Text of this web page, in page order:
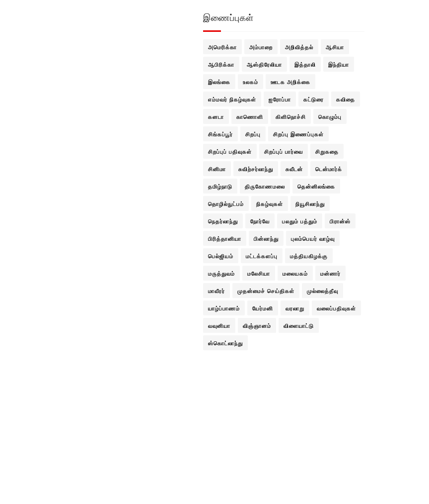
இணைப்புகள்
அமெரிக்கா அம்பாறை அறிவித்தல் ஆசியா
ஆபிரிக்கா ஆஸ்திரேலியா இத்தாலி இந்தியா
இலங்கை உலகம் ஊடக அறிக்கை
எம்மவர் நிகழ்வுகள் ஐரோப்பா கட்டுரை கவிதை
கனடா காணொளி கிளிநொச்சி கொழும்பு
சிங்கப்பூர் சிறப்பு சிறப்பு இணைப்புகள்
சிறப்புப் பதிவுகள் சிறப்புப் பார்வை சிறுகதை
சினிமா சுவிற்சர்லாந்து சுவீடன் டென்மார்க்
தமிழ்நாடு திருகோணமலை தென்னிலங்கை
தொழில்நுட்பம் நிகழ்வுகள் நியூசிலாந்து
நெதர்லாந்து நோர்வே பலதும் பத்தும் பிரான்ஸ்
பிரித்தானியா பின்லாந்து புலம்பெயர் வாழ்வு
பெல்ஜியம் மட்டக்களப்பு மத்தியகிழக்கு
மருத்துவம் மலேசியா மலையகம் மன்னார்
மாவீரர் முதன்மைச் செய்திகள் முல்லைத்தீவு
யாழ்ப்பாணம் யேர்மனி வரலாறு வலைப்பதிவுகள்
வவுனியா விஞ்ஞானம் விளையாட்டு
ஸ்கொட்லாந்து